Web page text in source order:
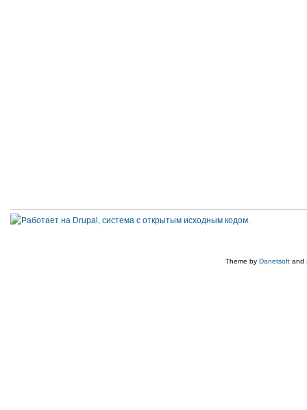
Theme by Danetsoft and